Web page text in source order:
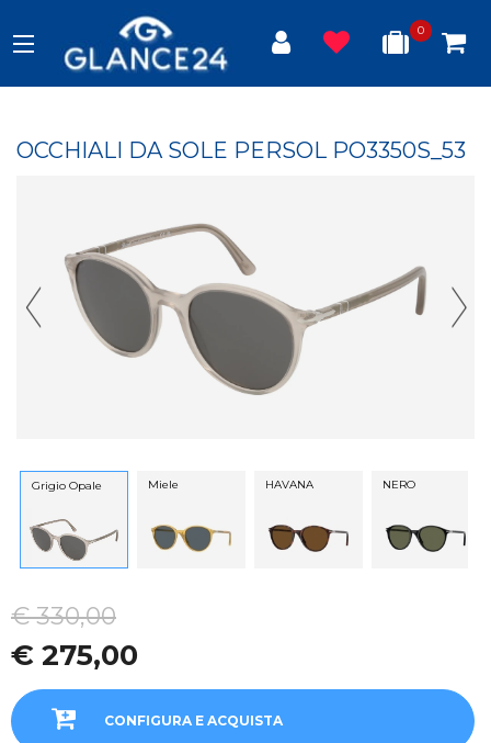
0
OCCHIALI DA SOLE PERSOL PO3350S_53
Previous Slide
Grigio Opale Miele HAVANA NERO
€ 330,00
€ 275,00
CONFIGURA E ACQUISTA